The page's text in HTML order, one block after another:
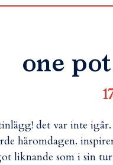
one
det var inte
häromdagen.
liknande som i sin